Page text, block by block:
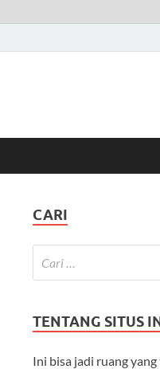
CARI
TENTANG SITUS
Ini bisa jadi ruang